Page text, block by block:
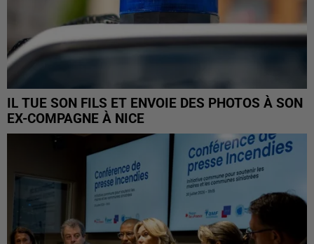
IL TUE SON FILS ET ENVOIE DES PHOTOS À SON
EX-COMPAGNE À NICE